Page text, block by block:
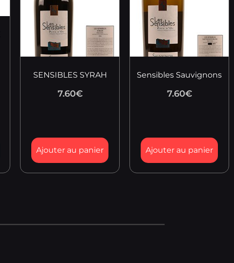
SENSIBLES SYRAH
7.60€
Ajouter au panier
Sensibles Sauvignons
7.60€
Ajouter au panier